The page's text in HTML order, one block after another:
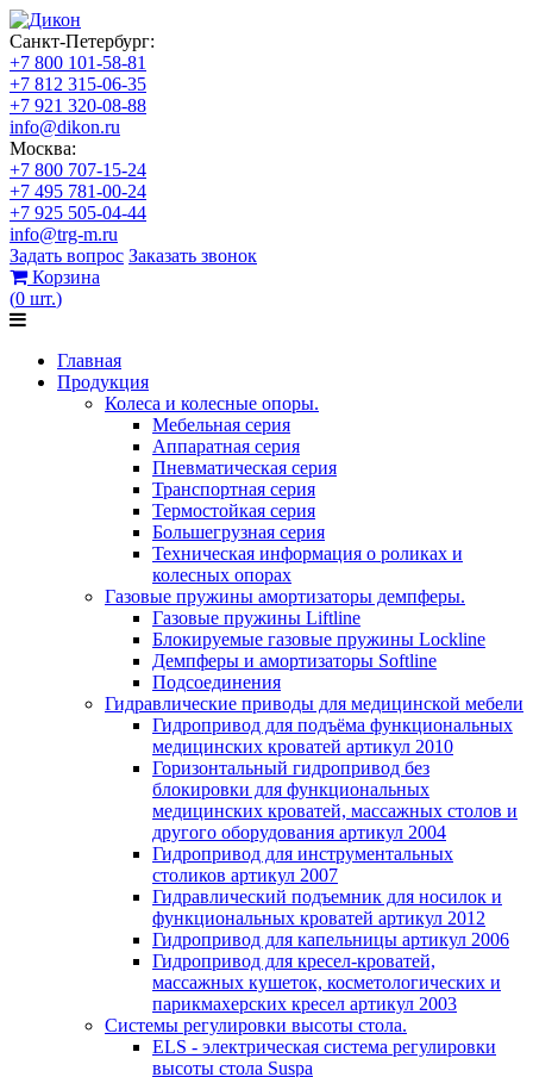
Санкт-Петербург:
+7 800 101-58-81
+7 812 315-06-35
+7 921 320-08-88
info@dikon.ru
Москва:
+7 800 707-15-24
+7 495 781-00-24
+7 925 505-04-44
info@trg-m.ru
Задать вопрос Заказать звонок
Корзина
(0 шт.)
Главная
Продукция
Колеса и колесные опоры.
Мебельная серия
Аппаратная серия
Пневматическая серия
Транспортная серия
Термостойкая серия
Большегрузная серия
Техническая информация о роликах и
колесных опорах
Газовые пружины амортизаторы демпферы.
Газовые пружины Liftline
Блокируемые газовые пружины Lockline
Демпферы и амортизаторы Softline
Подсоединения
Гидравлические приводы для медицинской мебели
Гидропривод для подъёма функциональных
медицинских кроватей артикул 2010
Горизонтальный гидропривод без
блокировки для функциональных
медицинских кроватей, массажных столов и
другого оборудования артикул 2004
Гидропривод для инструментальных
столиков артикул 2007
Гидравлический подъемник для носилок и
функциональных кроватей артикул 2012
Гидропривод для капельницы артикул 2006
Гидропривод для кресел-кроватей,
массажных кушеток, косметологических и
парикмахерских кресел артикул 2003
Системы регулировки высоты стола.
ELS - электрическая система регулировки
высоты стола Suspa